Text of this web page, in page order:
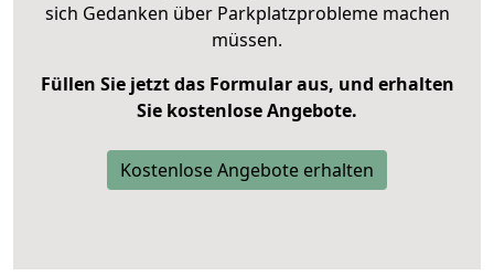
sich Gedanken über Parkplatzprobleme machen
müssen.
Füllen Sie jetzt das Formular aus, und erhalten
Sie kostenlose Angebote.
Kostenlose Angebote erhalten